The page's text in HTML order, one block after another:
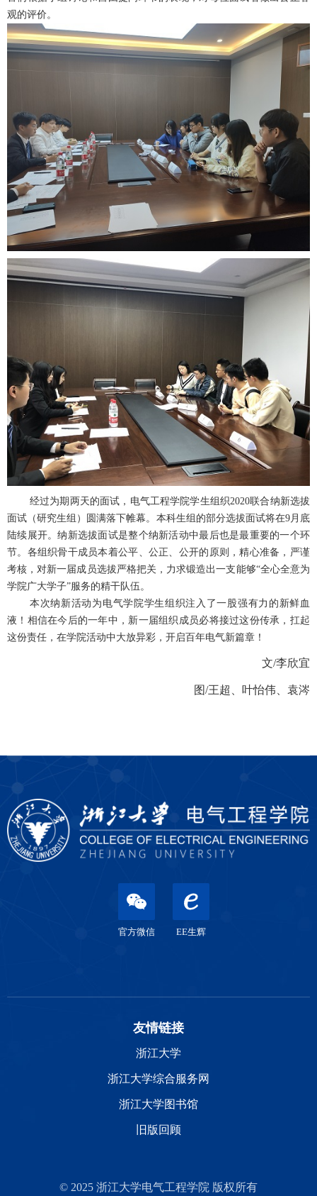
观的评价。
经过为期两天的面试，电气工程学院学生组织2020联合纳新选拔
面试（研究生组）圆满落下帷幕。本科生组的部分选拔面试将在9月底
陆续展开。纳新选拔面试是整个纳新活动中最后也是最重要的一个环
节。各组织骨干成员本着公平、公正、公开的原则，精心准备，严谨
考核，对新一届成员选拔严格把关，力求锻造出一支能够“全心全意为
学院广大学子”服务的精干队伍。
本次纳新活动为电气学院学生组织注入了一股强有力的新鲜血
液！相信在今后的一年中，新一届组织成员必将接过这份传承，扛起
这份责任，在学院活动中大放异彩，开启百年电气新篇章！
文/李欣宜
图/王超、叶怡伟、袁涔
官方微信 EE生辉
友情链接
浙江大学
浙江大学综合服务网
浙江大学图书馆
旧版回顾
© 2025 浙江大学电气工程学院 版权所有